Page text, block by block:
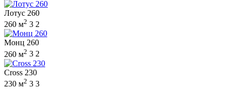
Лотус 260
260 м2 3 2
Монц 260
260 м2 3 2
Cross 230
230 м2 3 3